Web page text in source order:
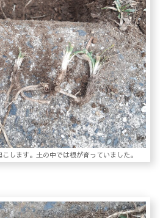
します。土の中では根が育っていました。